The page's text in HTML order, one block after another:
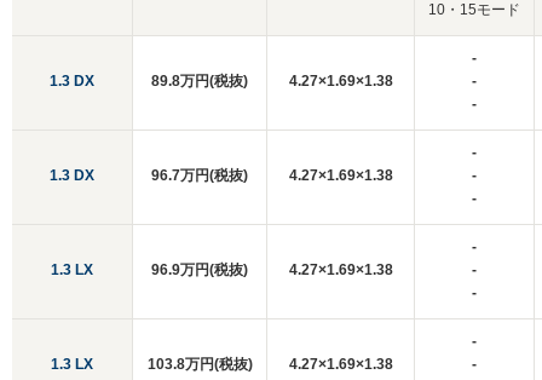
1.3 DX
1.3 DX
1.3 LX
1.3 LX
10・15モード
89.8万円(税抜) 4.27×1.69×1.38
-
-
-
96.7万円(税抜) 4.27×1.69×1.38
-
-
-
96.9万円(税抜) 4.27×1.69×1.38
-
-
-
103.8万円(税抜) 4.27×1.69×1.38
-
-